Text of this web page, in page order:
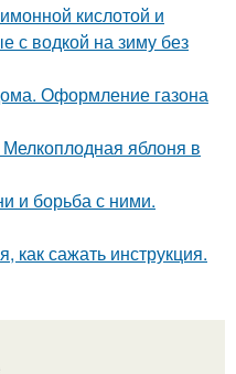
кислотой и
с водкой на зиму без
Оформление газона
яблоня в
и борьба с ними.
как сажать инструкция.